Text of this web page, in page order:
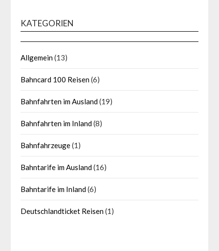
KATEGORIEN
Allgemein(13)
Bahncard 100 Reisen(6)
Bahnfahrten im Ausland(19)
Bahnfahrten im Inland(8)
Bahnfahrzeuge(1)
Bahntarife im Ausland(16)
Bahntarife im Inland(6)
Deutschlandticket Reisen(1)